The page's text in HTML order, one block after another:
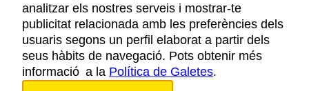
AVÍS LEGAL
POLÍTICA DE PRIVACITAT
COOKIES
ACCESSIBILITAT
analitzar els nostres serveis i mostrar-te
publicitat relacionada amb les preferències dels
usuaris segons un perfil elaborat a partir dels
seus hàbits de navegació. Pots obtenir més
informació a la Política de Galetes.